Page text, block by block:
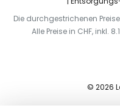
Die durchgestrichenen
Alle Preise in CHF, inkl.
© 2026